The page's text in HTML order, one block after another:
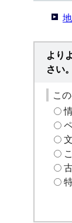
より
さい。
こ